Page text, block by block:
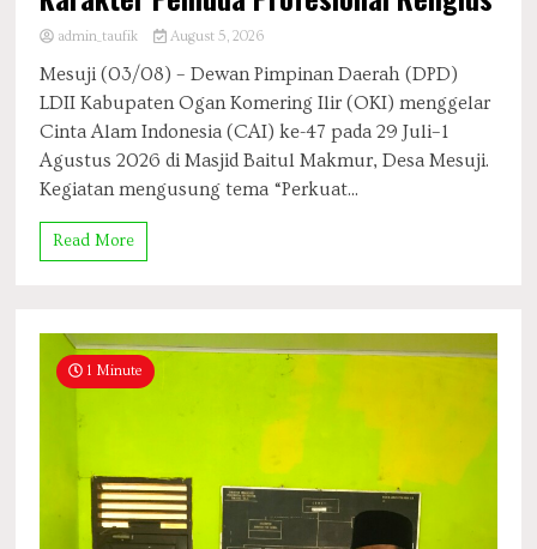
admin_taufik August 5, 2026
Mesuji (03/08) – Dewan Pimpinan Daerah (DPD)
LDII Kabupaten Ogan Komering Ilir (OKI) menggelar
Cinta Alam Indonesia (CAI) ke-47 pada 29 Juli–1
Agustus 2026 di Masjid Baitul Makmur, Desa Mesuji.
Kegiatan mengusung tema “Perkuat...
Read More
1 Minute